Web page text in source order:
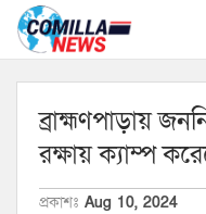
ব্রাহ্মণপাড়ায়
রক্ষায় ক্যাম্প
প্রকাশঃ Aug 10, 2024